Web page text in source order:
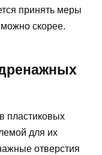
принять меры
скорее.
пластиковых
для их
отверстия